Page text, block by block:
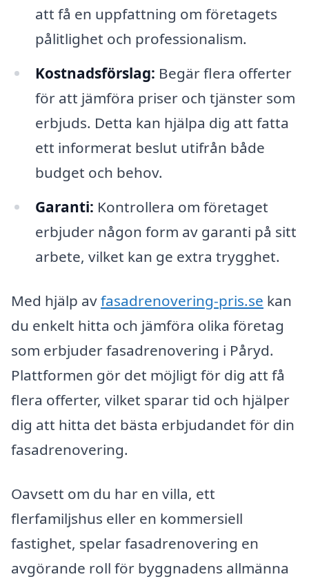
att få en uppfattning om företagets
pålitlighet och professionalism.
Kostnadsförslag: Begär flera offerter
för att jämföra priser och tjänster som
erbjuds. Detta kan hjälpa dig att fatta
ett informerat beslut utifrån både
budget och behov.
Garanti: Kontrollera om företaget
erbjuder någon form av garanti på sitt
arbete, vilket kan ge extra trygghet.
Med hjälp avfasadrenovering-pris.se kan
du enkelt hitta och jämföra olika företag
som erbjuder fasadrenovering i Påryd.
Plattformen gör det möjligt för dig att få
flera offerter, vilket sparar tid och hjälper
dig att hitta det bästa erbjudandet för din
fasadrenovering.
Oavsett om du har en villa, ett
flerfamiljshus eller en kommersiell
fastighet, spelar fasadrenovering en
avgörande roll för byggnadens allmänna